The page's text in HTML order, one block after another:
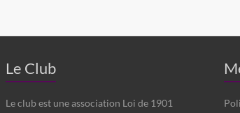
Le Club
Le club est une association Loi de 1901